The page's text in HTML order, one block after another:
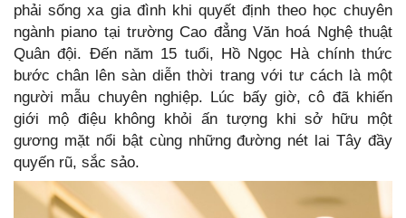
phải sống xa gia đình khi quyết định theo học chuyên
ngành piano tại trường Cao đẳng Văn hoá Nghệ thuật
Quân đội. Đến năm 15 tuổi, Hồ Ngọc Hà chính thức
bước chân lên sàn diễn thời trang với tư cách là một
người mẫu chuyên nghiệp. Lúc bấy giờ, cô đã khiến
giới mộ điệu không khỏi ấn tượng khi sở hữu một
gương mặt nổi bật cùng những đường nét lai Tây đầy
quyến rũ, sắc sảo.